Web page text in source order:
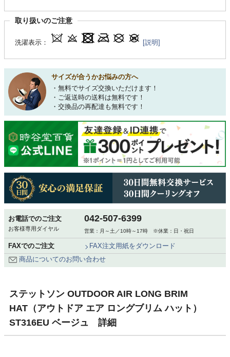
取り扱いのご注意
洗濯表示： [説明]
サイズが合うかお悩みの方へ
・無料でサイズ交換いただけます！
・ご返送時の送料は無料です！
・交換品の再配達も無料です！
お電話でのご注文
お客様専用ダイヤル
042-507-6399
営業：月～土／10時～17時 ※休業：日・祝日
FAXでのご注文
FAX注文用紙をダウンロード
商品についてのお問い合わせ
ステットソン OUTDOOR AIR LONG BRIM
HAT（アウトドア エア ロングブリム ハット）
ST316EU ベージュ 詳細